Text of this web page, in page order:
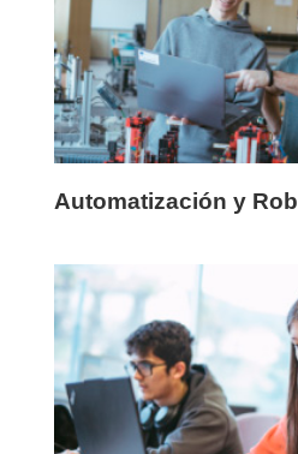
Automatización y